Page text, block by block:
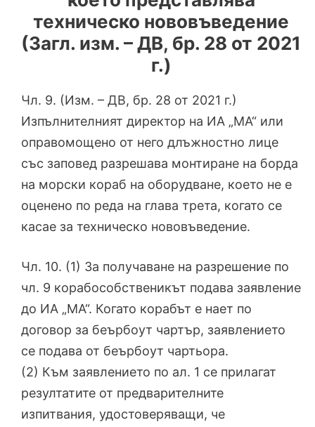
техническо нововъведение
(Загл. изм. – ДВ, бр. 28 от 2021
г.)
Чл. 9. (Изм. – ДВ, бр. 28 от 2021 г.)
Изпълнителният директор на ИА „МА“ или
оправомощено от него длъжностно лице
със заповед разрешава монтиране на борда
на морски кораб на оборудване, което не е
оценено по реда на глава трета, когато се
касае за техническо нововъведение.
Чл. 10. (1) За получаване на разрешение по
чл. 9 корабособственикът подава заявление
до ИА „МА“. Когато корабът е нает по
договор за беърбоут чартър, заявлението
се подава от беърбоут чартьора.
(2) Към заявлението по ал. 1 се прилагат
резултатите от предварителните
изпитвания, удостоверяващи, че